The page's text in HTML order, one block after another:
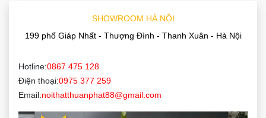
SHOWROOM HÀ NỘI
199 phố Giáp Nhất - Thượng Đình - Thanh Xuân - Hà Nội
Hotline:0867 475 128
Điện thoại:0975 377 259
Email:noithatthuanphat88@gmail.com